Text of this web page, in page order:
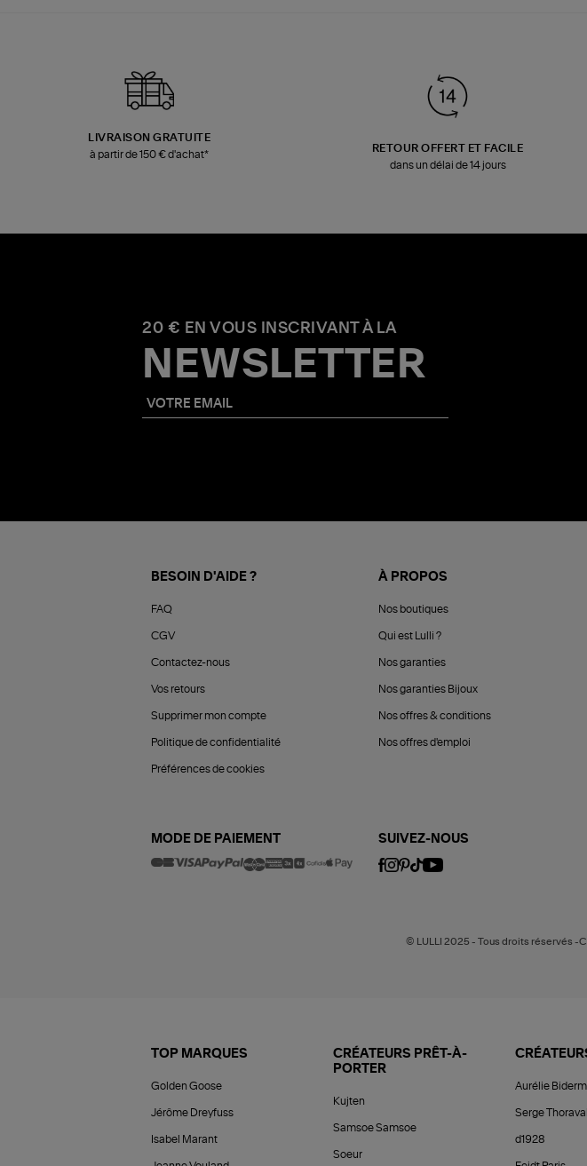
LIVRAISON GRATUITE
à partir de 150 € d'achat*
RETOUR OFFERT ET FACILE
dans un délai de 14 jours
20 € EN VOUS INSCRIVANT À LA
NEWSLETTER
BESOIN D'AIDE ?
FAQ
CGV
Contactez-nous
Vos retours
Supprimer mon compte
Politique de confidentialité
Préférences de cookies
À PROPOS
Nos boutiques
Qui est Lulli ?
Nos garanties
Nos garanties Bijoux
Nos offres & conditions
Nos offres d'emploi
MODE DE PAIEMENT SUIVEZ-NOUS
© LULLI 2025 - Tous droits réservés -
TOP MARQUES
Golden Goose
Jérôme Dreyfuss
Isabel Marant
CRÉATEURS PRÊT-À-
PORTER
Kujten
Samsoe Samsoe
Soeur
Aurélie
Serge Thoraval
d1928